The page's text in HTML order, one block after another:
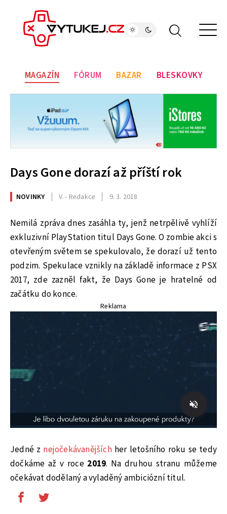
MAGAZÍN FÓRUM BAZAR BLESKOVKY
Days Gone dorazí až příští rok
NOVINKY V. - Redakce 9. 3. 2018
Nemilá zpráva dnes zasáhla ty, jenž netrpělivě vyhlíží
exkluzivní PlayStation titul Days Gone. O zombie akci s
otevřeným světem se spekulovalo, že dorazí už tento
podzim. Spekulace vznikly na základě informace z PSX
2017, zde zazněl fakt, že Days Gone je hratelné od
začátku do konce.
Reklama
Jedné z nejočekávanějšíchher letošního roku se tedy
dočkáme až v roce 2019. Na druhou stranu můžeme
očekávat dodělaný a vyladěný ambiciózní titul.